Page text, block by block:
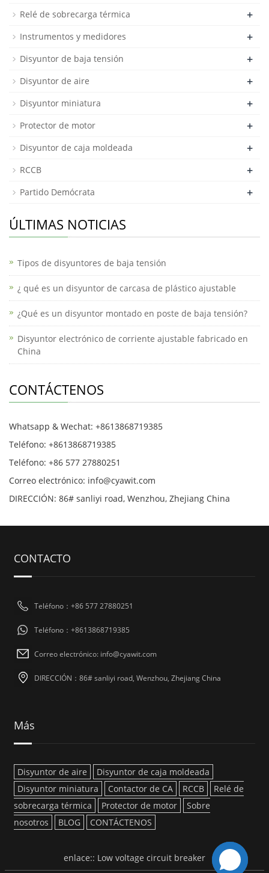
Relé de sobrecarga térmica +
Instrumentos y medidores +
Disyuntor de baja tensión +
Disyuntor de aire +
Disyuntor miniatura +
Protector de motor +
Disyuntor de caja moldeada +
RCCB +
Partido Demócrata +
ÚLTIMAS NOTICIAS
Tipos de disyuntores de baja tensión
¿ qué es un disyuntor de carcasa de plástico ajustable
¿Qué es un disyuntor montado en poste de baja tensión?
Disyuntor electrónico de corriente ajustable fabricado en
China
CONTÁCTENOS
Whatsapp & Wechat: +8613868719385
Teléfono: +8613868719385
Teléfono: +86 577 27880251
Correo electrónico: info@cyawit.com
DIRECCIÓN: 86# sanliyi road, Wenzhou, Zhejiang China
CONTACTO
Teléfono：+86 577 27880251
Teléfono：+8613868719385
Correo electrónico: info@cyawit.com
DIRECCIÓN：86# sanliyi road, Wenzhou, Zhejiang China
Más
Disyuntor de aire
Disyuntor de caja moldeada
Disyuntor miniatura
Contactor de CA RCCB
Relé de
sobrecarga térmica
Protector de motor
Sobre
nosotros
BLOG CONTÁCTENOS
enlace:: Low voltage circuit breaker